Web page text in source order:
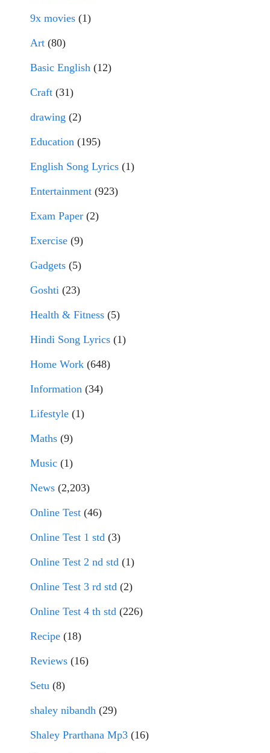
9x movies (1)
Art (80)
Basic English (12)
Craft (31)
drawing (2)
Education (195)
English Song Lyrics (1)
Entertainment (923)
Exam Paper (2)
Exercise (9)
Gadgets (5)
Goshti (23)
Health & Fitness (5)
Hindi Song Lyrics (1)
Home Work (648)
Information (34)
Lifestyle (1)
Maths (9)
Music (1)
News (2,203)
Online Test (46)
Online Test 1 std (3)
Online Test 2 nd std (1)
Online Test 3 rd std (2)
Online Test 4 th std (226)
Recipe (18)
Reviews (16)
Setu (8)
shaley nibandh (29)
Shaley Prarthana Mp3 (16)